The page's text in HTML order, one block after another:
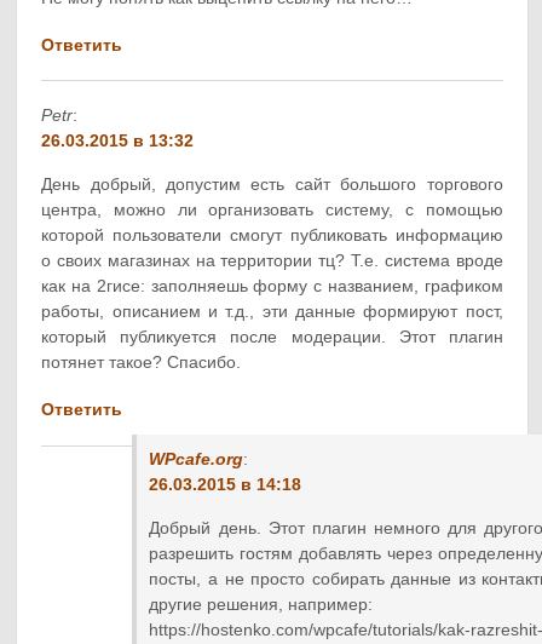
Ответить
Petr:
26.03.2015 в 13:32
День добрый, допустим есть сайт большого торгового
центра, можно ли организовать систему, с помощью
которой пользователи смогут публиковать информацию
о своих магазинах на территории тц? Т.е. система вроде
как на 2гисе: заполняешь форму с названием, графиком
работы, описанием и т.д., эти данные формируют пост,
который публикуется после модерации. Этот плагин
потянет такое? Спасибо.
Ответить
WPcafe.org:
26.03.2015 в 14:18
Добрый день. Этот плагин немного для
разрешить гостям добавлять через
посты, а не просто собирать данные из
другие решения, например:
https://hostenko.com/wpcafe/tutorials/kak-